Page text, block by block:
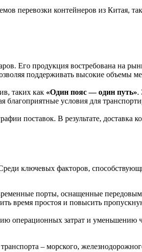
перевозки контейнеров из Китая,
Его продукция востребована на
поддерживать высокие объемы
таких как «Один пояс — один путь».
условия для
поставок. В результате, доставка
ключевых факторов,
порты, оснащенные
время простоя и повысить
операционных затрат и уменьшению
– морского,